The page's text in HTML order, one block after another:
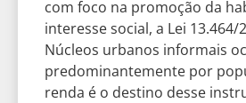
com foco na promoção da
interesse social, a Lei 13.464/
Núcleos urbanos informais
predominantemente por
renda é o destino desse